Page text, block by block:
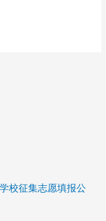
校征集志愿填报公